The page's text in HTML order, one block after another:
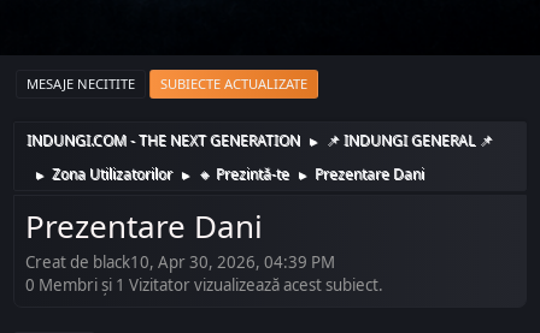
MESAJE NECITITE SUBIECTE ACTUALIZATE
INDUNGI.COM - THE NEXT GENERATION ► 📌 INDUNGI GENERAL 📌
► Zona Utilizatorilor ► 🔸️ Prezintă-te ► Prezentare Dani
Prezentare Dani
Creat de black10, Apr 30, 2026, 04:39 PM
0 Membri şi 1 Vizitator vizualizează acest subiect.